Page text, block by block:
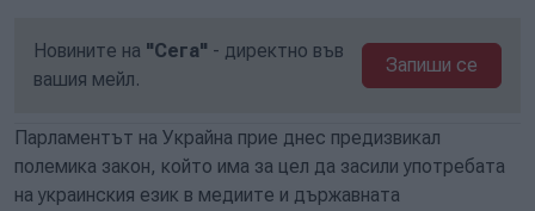
Новините на "Сега" - директно във
вашия мейл.
Запиши се
Парламентът на Украйна прие днес предизвикал
полемика закон, който има за цел да засили употребата
на украинския език в медиите и държавната